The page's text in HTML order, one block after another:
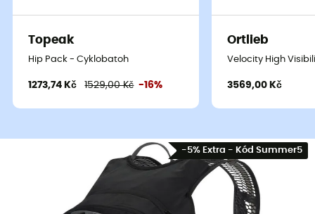
Topeak
Hip Pack - Cyklobatoh
1273,74 Kč 1529,00 Kč -16%
Ortlieb
Velocity High
3569,00 Kč
-5% Extra - Kód Summer5